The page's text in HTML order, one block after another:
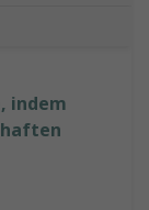
indem